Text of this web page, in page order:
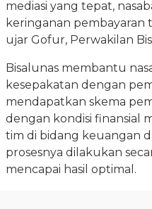
mediasi yang tepat,
keringanan pembayaran
ujar Gofur, Perwakilan
Bisalunas membantu
kesepakatan dengan
mendapatkan skema
dengan kondisi finansial
tim di bidang keuangan
prosesnya dilakukan
mencapai hasil optimal.